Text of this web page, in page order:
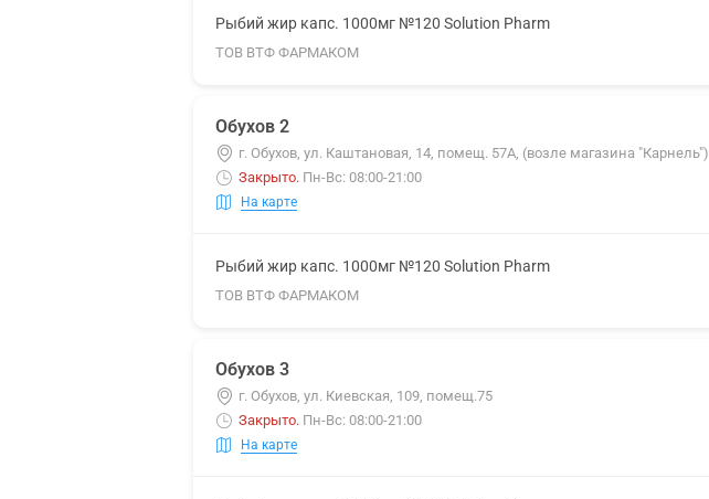
Рыбий жир капс. 1000мг №120 Solution Pharm
ТОВ ВТФ ФАРМАКОМ
Обухов 2
г. Обухов, ул. Каштановая, 14, помещ. 57А, (возле магазина "Карнель")
Закрыто. Пн-Вс: 08:00-21:00
На карте
Рыбий жир капс. 1000мг №120 Solution Pharm
ТОВ ВТФ ФАРМАКОМ
Обухов 3
г. Обухов, ул. Киевская, 109, помещ.75
Закрыто. Пн-Вс: 08:00-21:00
На карте